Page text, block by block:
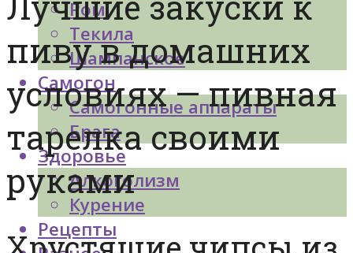
Ром
Текила
Шампанское
Самогон
Самогонные аппараты
Брага
Здоровье
Алкоголизм
Курение
Рецепты
пиву в домашних
условиях — пивная
тарелка своими
руками